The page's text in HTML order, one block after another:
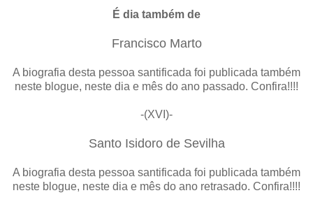
É dia também de
Francisco Marto
A biografia desta pessoa santificada foi publicada também
neste blogue, neste dia e mês do ano passado. Confira!!!!
-(XVI)-
Santo Isidoro de Sevilha
A biografia desta pessoa santificada foi publicada também
neste blogue, neste dia e mês do ano retrasado. Confira!!!!